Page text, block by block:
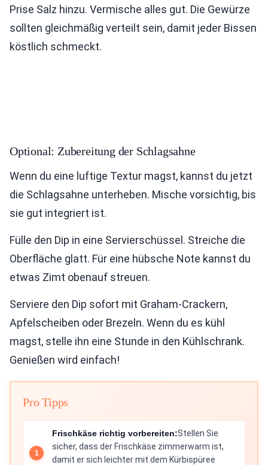
Prise Salz hinzu. Vermische alles gut. Die Gewürze
sollten gleichmäßig verteilt sein, damit jeder Bissen
köstlich schmeckt.
Optional: Zubereitung der Schlagsahne
Wenn du eine luftige Textur magst, kannst du jetzt
die Schlagsahne unterheben. Mische vorsichtig, bis
sie gut integriert ist.
Fülle den Dip in eine Servierschüssel. Streiche die
Oberfläche glatt. Für eine hübsche Note kannst du
etwas Zimt obenauf streuen.
Serviere den Dip sofort mit Graham-Crackern,
Apfelscheiben oder Brezeln. Wenn du es kühl
magst, stelle ihn eine Stunde in den Kühlschrank.
Genießen wird einfach!
Pro Tipps
Frischkäse richtig vorbereiten:Stellen Sie
sicher, dass der Frischkäse zimmerwarm ist,
damit er sich leichter mit dem Kürbispüree